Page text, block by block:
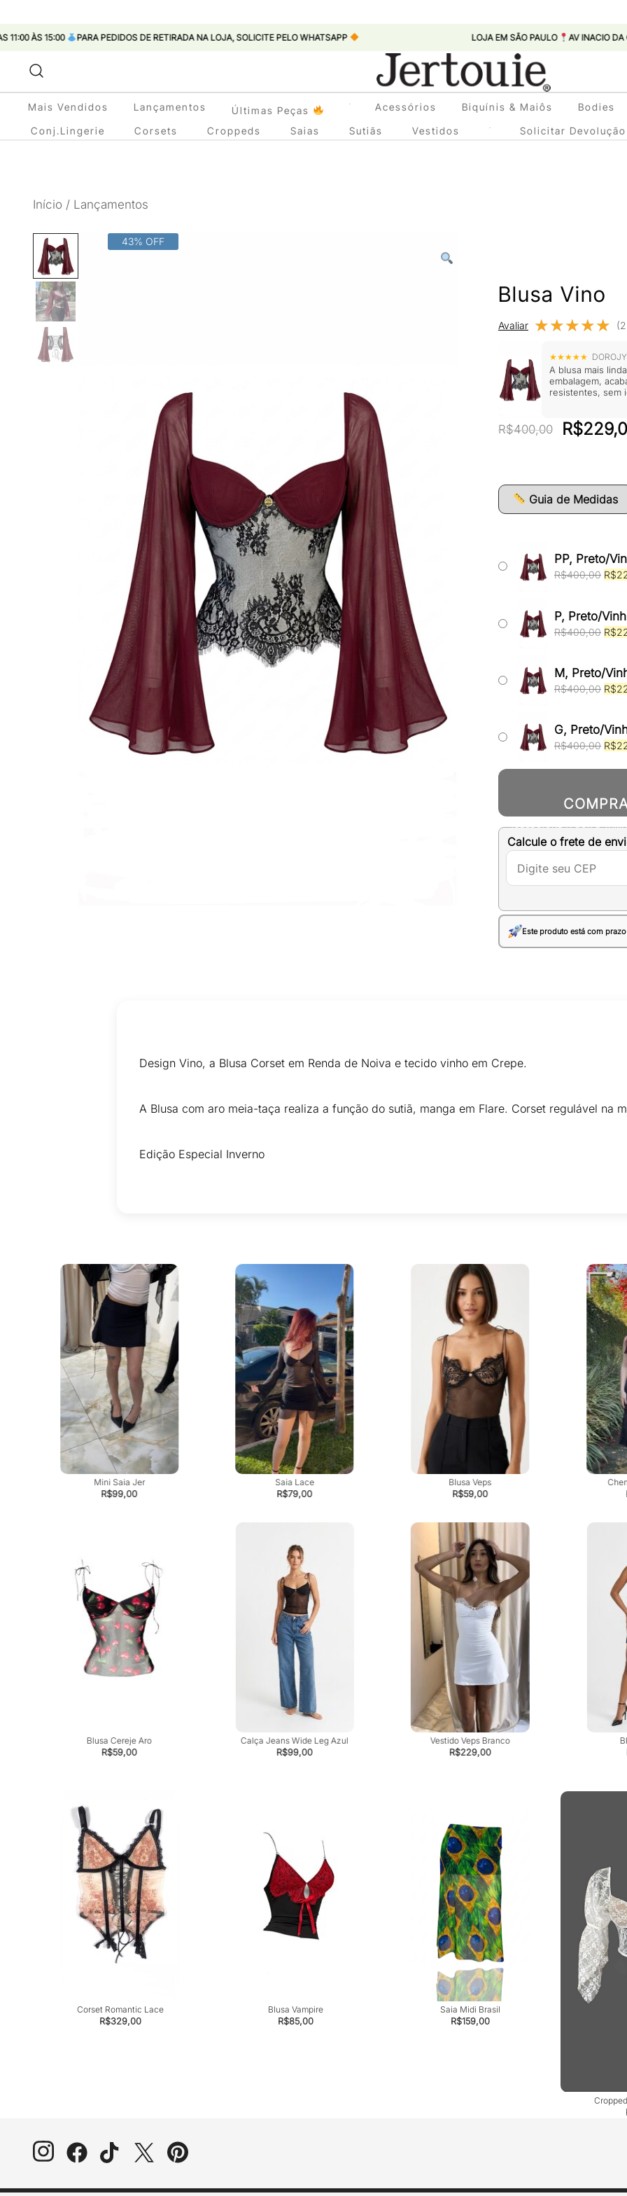
PARA PEDIDOS DE RETIRADA NA LOJA, SOLICITE PELO WHATSAPP LOJA EM SÃO PAULO AV INACIO DA CUNHA
conteúdo
Jertouie
Loja de Roupas Femininas
Mais Vendidos Lançamentos Últimas Peças Acessórios Biquínis & Maiôs Bodies
Conj.Lingerie
Corsets Croppeds Saias Sutiãs Vestidos Solicitar Devolução
Início / Lançamentos
43% OFF
Blusa Vino
Avaliar ★★★★★
★★★★★
★★★★★
A blusa mais
embalagem,
resistentes, sem
R$400,00
O
era:
R$
Guia de Medidas
PP, Preto/
R$400,00 O
era:
R$
P, Preto/
R$400,00 O
era:
R$
M, Preto/
R$400,00 O
era:
R$
G, Preto/
R$400,00 O
R$
(SELECIONE A COR E
Calcule o frete de
Este produto está com
Design Vino, a Blusa Corset em Renda de Noiva e tecido vinho em Crepe.
A Blusa com aro meia-taça realiza a função do sutiã, manga em Flare. Corset regulável na
Edição Especial Inverno
Mini Saia Jer
R$99,00
Saia Lace
R$79,00
Blusa Veps
R$59,00
Vestido Veps Branco
R$229,00
Calça Jeans Wide Leg Azul
R$99,00
Blusa Cereje Aro
R$59,00
Corset Romantic Lace
R$329,00
Blusa Vampire
R$85,00
Saia Midi Brasil
R$159,00